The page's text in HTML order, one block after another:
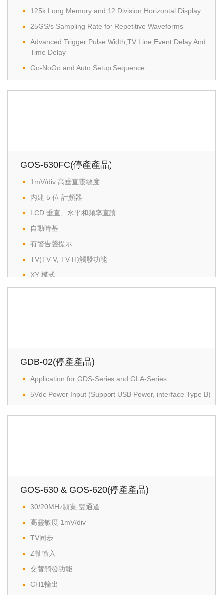
125k Long Memory and 12 Division Horizontal Display
25GS/s Sampling Rate for Repetitive Waveforms
Advanced Trigger:Pulse Width,TV Line,Event Delay And
Time Delay
Go-NoGo and Auto Setup Sequence
GOS-630FC(停產產品)
1mV/div 高垂直靈敏度
內建 5 位 計頻器
LCD 垂直、水平和頻率直讀
自動時基
有警告聲提示
TV(TV-V, TV-H)觸發功能
XY 模式
Z-軸輸入和外部觸發輸入
GDB-02(停產產品)
Application for GDS-Series and GLA-Series
5Vdc Power Input (Support USB Power, interface Type B)
GOS-630 & GOS-620(停產產品)
30/20MHz頻寬,雙通道
高靈敏度 1mV/div
TV同步
Z軸輸入
交替觸發功能
CH1輸出